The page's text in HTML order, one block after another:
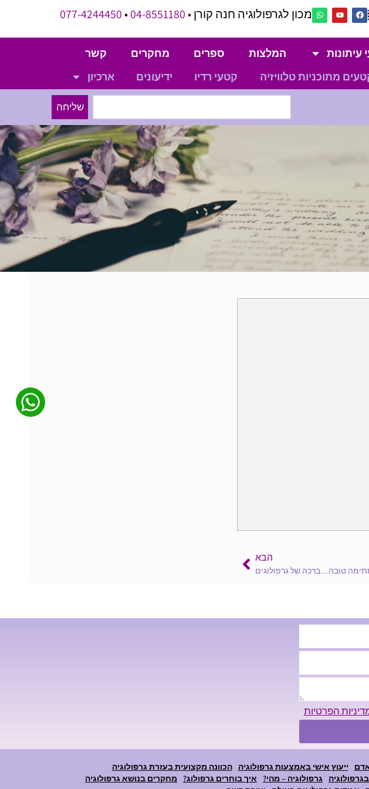
מכון לגרפולוגיה חנה קורן •04-8551180
•
077-4244450
עיתונות המלצות ספרים מחקרים
קשר
מתוכניות טלוויזיה קטעי רדיו ידיעונים ארכיון
שליחה
הבא
טובה…ברכה של גרפולוגים
הפרטיות
ייעוץ אישי באמצעות גרפולוגיה
הכוונה מקצועית בעזרת גרפולוגיה
גרפולוגיה – מהי? איך בוחרים גרפולוג?
מחקרים בנושא גרפולוגיה